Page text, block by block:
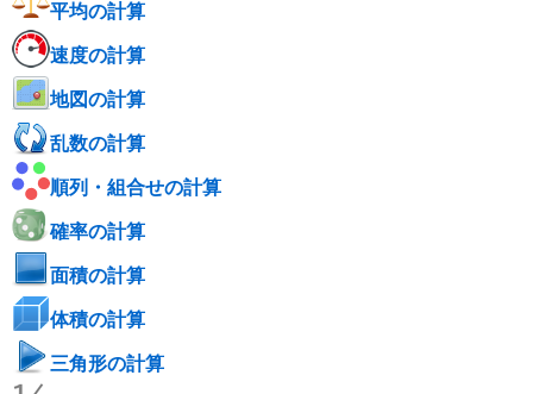
平均の計算
速度の計算
地図の計算
乱数の計算
順列・組合せの計算
確率の計算
面積の計算
体積の計算
三角形の計算